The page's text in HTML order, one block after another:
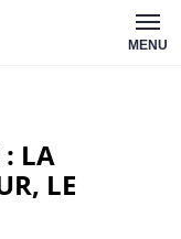
MENU
: LA
LE